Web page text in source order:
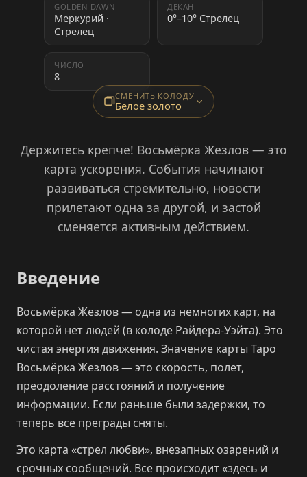
GOLDEN DAWN
Меркурий ·
Стрелец
ДЕКАН
0°–10° Стрелец
ЧИСЛО
8
СМЕНИТЬ КОЛОДУ
Белое золото
Держитесь крепче! Восьмёрка Жезлов — это
карта ускорения. События начинают
развиваться стремительно, новости
прилетают одна за другой, и застой
сменяется активным действием.
Введение
Восьмёрка Жезлов — одна из немногих карт, на
которой нет людей (в колоде Райдера-Уэйта). Это
чистая энергия движения. Значение карты Таро
Восьмёрка Жезлов — это скорость, полет,
преодоление расстояний и получение
информации. Если раньше были задержки, то
теперь все преграды сняты.
Это карта «стрел любви», внезапных озарений и
срочных сообщений. Все происходит «здесь и